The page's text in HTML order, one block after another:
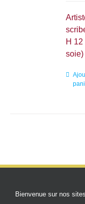
H
soie)
Bienvenue sur nos sites